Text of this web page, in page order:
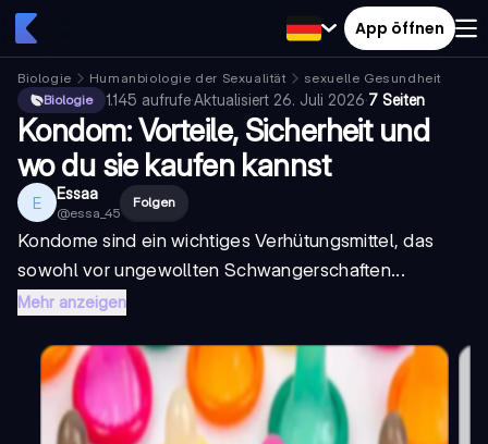
App öffnen
Biologie Humanbiologie der Sexualität
sexuelle Gesundheit
Biologie
1.145 aufrufe·Aktualisiert 26. Juli 2026·7 Seiten
Kondom: Vorteile, Sicherheit und
wo du sie kaufen kannst
E Essaa
@essa_45
Folgen
Kondome sind ein wichtiges Verhütungsmittel, das
sowohl vor ungewollten Schwangerschaften...
Mehr anzeigen